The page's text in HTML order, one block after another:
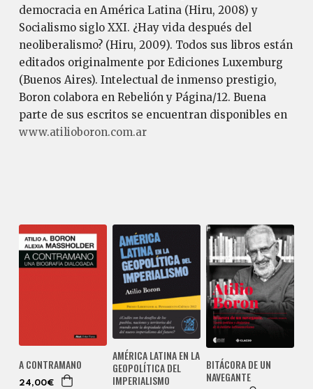
democracia en América Latina (Hiru, 2008) y
Socialismo siglo XXI. ¿Hay vida después del
neoliberalismo? (Hiru, 2009). Todos sus libros están
editados originalmente por Ediciones Luxemburg
(Buenos Aires). Intelectual de inmenso prestigio,
Boron colabora en Rebelión y Página/12. Buena
parte de sus escritos se encuentran disponibles en
www.atilioboron.com.ar
A CONTRAMANO
24,00€
AMÉRICA LATINA EN LA
GEOPOLÍTICA DEL
IMPERIALISMO
BITÁCORA DE UN
NAVEGANTE